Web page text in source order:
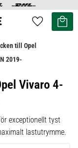
Favoriter
Kundvagn
till Opel
2019-
Vivaro 4-
exceptionellt tyst
lastutrymme.